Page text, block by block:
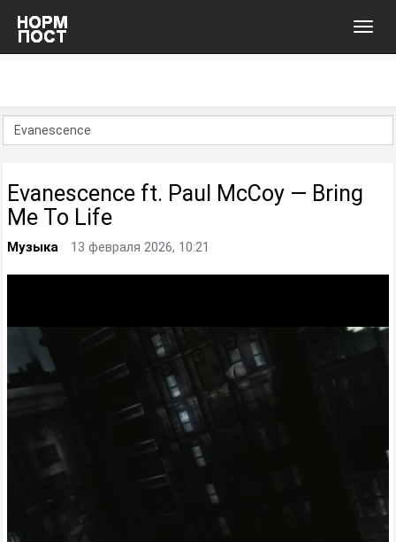
Evanescence ft. Paul McCoy — Bring
Me To Life
Музыка 13 февраля 2026, 10:21